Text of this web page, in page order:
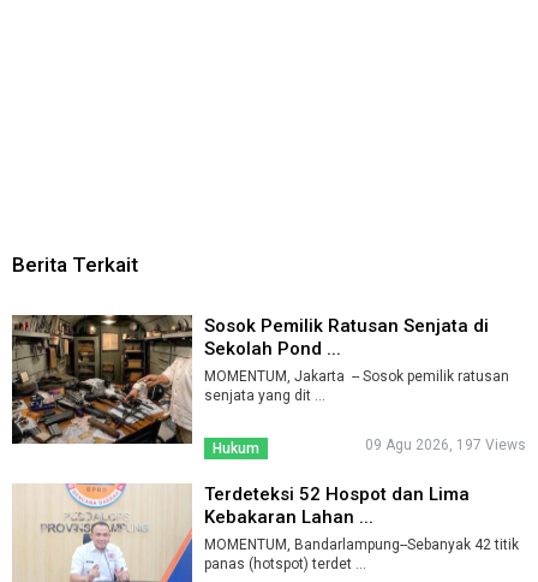
Berita Terkait
Sosok Pemilik Ratusan Senjata di
Sekolah Pond ...
MOMENTUM, Jakarta -- Sosok pemilik ratusan
senjata yang dit ...
Hukum 09 Agu 2026, 197 Views
Terdeteksi 52 Hospot dan Lima
Kebakaran Lahan ...
MOMENTUM, Bandarlampung--Sebanyak 42 titik
panas (hotspot) terdet ...